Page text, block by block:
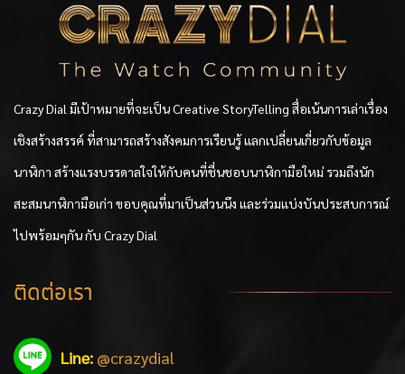
Crazy Dial มีเป้าหมายที่จะเป็น Creative StoryTelling สื่อเน้นการเล่าเรื่อง
เชิงสร้างสรรค์ ที่สามารถสร้างสังคมการเรียนรู้ แลกเปลี่ยนเกี่ยวกับข้อมูล
นาฬิกา สร้างแรงบรรดาลใจให้กับคนที่ชื่นชอบนาฬิกามือใหม่ รวมถึงนัก
สะสมนาฬิกามือเก่า ขอบคุณที่มาเป็นส่วนนึง และร่วมแบ่งบันประสบการณ์
ไปพร้อมๆกัน กับ Crazy Dial
ติดต่อเรา
Line: @crazydial